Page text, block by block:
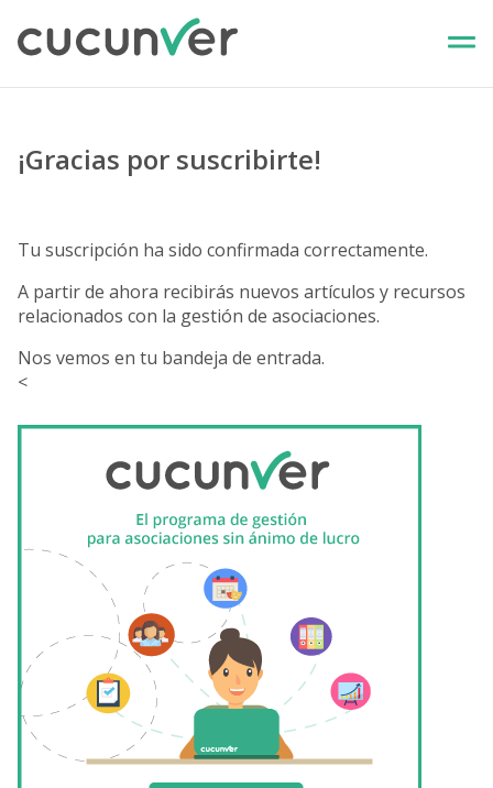
¡Gracias por suscribirte!
Tu suscripción ha sido confirmada correctamente.
A partir de ahora recibirás nuevos artículos y recursos
relacionados con la gestión de asociaciones.
Nos vemos en tu bandeja de entrada.
<